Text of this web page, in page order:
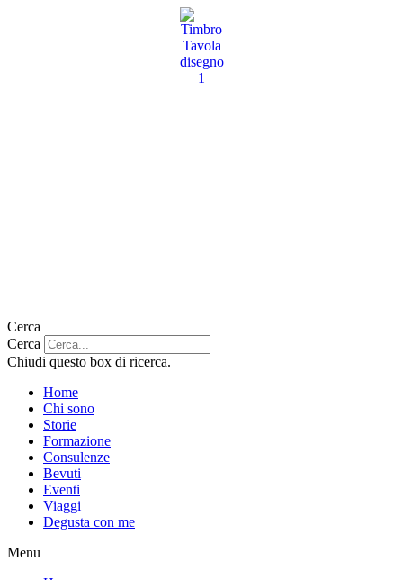
Cerca
Cerca
Chiudi questo box di ricerca.
Home
Chi sono
Storie
Formazione
Consulenze
Bevuti
Eventi
Viaggi
Degusta con me
Menu